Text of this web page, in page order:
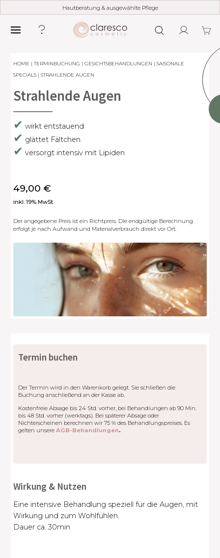
Hautberatung & ausgewählte Pflege
HOME |TERMINBUCHUNG |GESICHTSBEHANDLUNGEN |SAISONALE
SPECIALS | STRAHLENDE AUGEN
Strahlende Augen
✔ wirkt entstauend
✔ glättet Fältchen
✔ versorgt intensiv mit Lipiden
49,00 €
inkl. 19% MwSt.
Der angegebene Preis ist ein Richtpreis. Die endgültige Berechnung
erfolgt je nach Aufwand und Materialverbrauch direkt vor Ort.
Termin buchen
Der Termin wird in den Warenkorb gelegt. Sie schließen die
Buchung anschließend an der Kasse ab.
Kostenfreie Absage bis 24 Std. vorher, bei Behandlungen ab 90 Min.
bis 48 Std. vorher (werktags). Bei späterer Absage oder
Nichterscheinen berechnen wir 75 % des Behandlungspreises. Es
gelten unsereAGB-Behandlungen.
Wirkung & Nutzen
Eine intensive Behandlung speziell für die Augen, mit
Wirkung und zum Wohlfühlen.
Dauer ca. 30min